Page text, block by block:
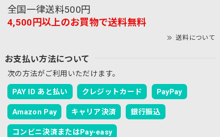
全国一律送料500円
4,500円以上のお買物で送料無料
送料について
お支払い方法について
次の方法がご利用いただけます。
PAY ID あと払い クレジットカード PayPay
Amazon Pay キャリア決済 銀行振込
コンビニ決済またはPay-easy